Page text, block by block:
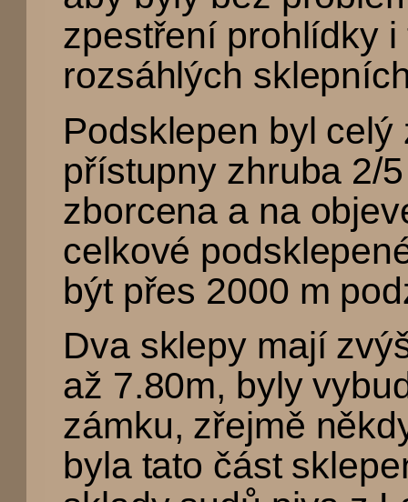
zpestření prohlídky
rozsáhlých
Podsklepen byl
přístupny zhruba 2/
zborcena a na
celkové
být přes 2000 m
Dva sklepy mají
až 7.80m, byly
zámku, zřejmě
byla tato část